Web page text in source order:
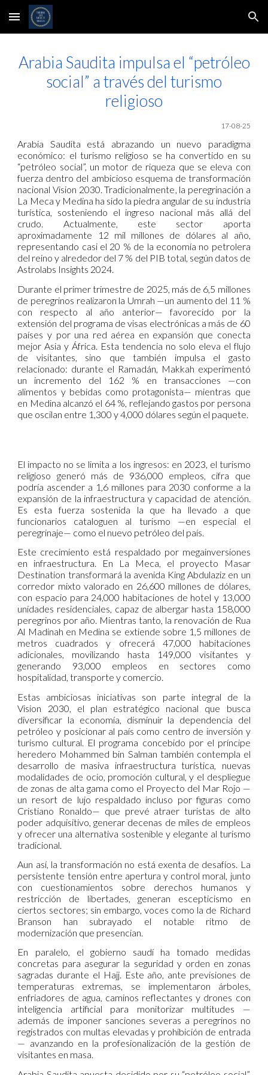
Skip to main content Skip to navigation
Arabia Saudita impulsa el “petróleo
social” a través del turismo
religioso
17-08-25
Arabia Saudita está abrazando un nuevo paradigma
económico: el turismo religioso se ha convertido en su
“petróleo social”, un motor de riqueza que se eleva con
fuerza dentro del ambicioso esquema de transformación
nacional Vision 2030. Tradicionalmente, la peregrinación a
La Meca y Medina ha sido la piedra angular de su industria
turística, sosteniendo el ingreso nacional más allá del
crudo. Actualmente, este sector aporta
aproximadamente 12 mil millones de dólares al año,
representando casi el 20 % de la economía no petrolera
del reino y alrededor del 7 % del PIB total, según datos de
Astrolabs Insights 2024.
Durante el primer trimestre de 2025, más de 6,5 millones
de peregrinos realizaron la Umrah —un aumento del 11 %
con respecto al año anterior— favorecido por la
extensión del programa de visas electrónicas a más de 60
países y por una red aérea en expansión que conecta
mejor Asia y África. Esta tendencia no solo eleva el flujo
de visitantes, sino que también impulsa el gasto
relacionado: durante el Ramadán, Makkah experimentó
un incremento del 162 % en transacciones —con
alimentos y bebidas como protagonista— mientras que
en Medina alcanzó el 64 %, reflejando gastos por persona
que oscilan entre 1,300 y 4,000 dólares según el paquete.
El impacto no se limita a los ingresos: en 2023, el turismo
religioso generó más de 936,000 empleos, cifra que
podría ascender a 1,6 millones para 2030 conforme a la
expansión de la infraestructura y capacidad de atención.
Es esta fuerza sostenida la que ha llevado a que
funcionarios cataloguen al turismo —en especial el
peregrinaje— como el nuevo petróleo del país.
Este crecimiento está respaldado por megainversiones
en infraestructura. En La Meca, el proyecto Masar
Destination transformará la avenida King Abdulaziz en un
corredor mixto valorado en 26,600 millones de dólares,
con espacio para 24,000 habitaciones de hotel y 13,000
unidades residenciales, capaz de albergar hasta 158,000
peregrinos por año. Mientras tanto, la renovación de Rua
Al Madinah en Medina se extiende sobre 1,5 millones de
metros cuadrados y ofrecerá 47,000 habitaciones
adicionales, movilizando hasta 149,000 visitantes y
generando 93,000 empleos en sectores como
hospitalidad, transporte y comercio.
Estas ambiciosas iniciativas son parte integral de la
Vision 2030, el plan estratégico nacional que busca
diversificar la economía, disminuir la dependencia del
petróleo y posicionar al país como centro de inversión y
turismo cultural. El programa concebido por el príncipe
heredero Mohammed bin Salman también contempla el
desarrollo de masiva infraestructura turística, nuevas
modalidades de ocio, promoción cultural, y el despliegue
de zonas de alta gama como el Proyecto del Mar Rojo —
un resort de lujo respaldado incluso por figuras como
Cristiano Ronaldo— que prevé atraer turistas de alto
poder adquisitivo, generar decenas de miles de empleos
y ofrecer una alternativa sostenible y elegante al turismo
tradicional.
Aun así, la transformación no está exenta de desafíos. La
persistente tensión entre apertura y control moral, junto
con cuestionamientos sobre derechos humanos y
restricción de libertades, generan escepticismo en
ciertos sectores; sin embargo, voces como la de Richard
Branson han subrayado el notable ritmo de
modernización que presencian.
En paralelo, el gobierno saudí ha tomado medidas
concretas para asegurar la seguridad y orden en zonas
sagradas durante el Hajj. Este año, ante previsiones de
temperaturas extremas, se implementaron árboles,
enfriadores de agua, caminos reflectantes y drones con
inteligencia artificial para monitorizar multitudes —
además de imponer sanciones severas a peregrinos no
registrados con multas elevadas y prohibición de entrada
— avanzando en la profesionalización de la gestión de
visitantes en masa.